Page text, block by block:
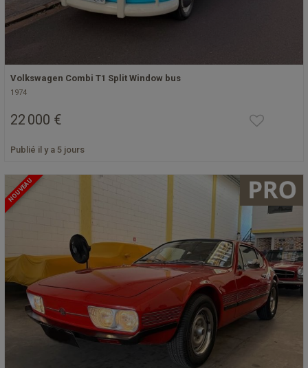
Volkswagen Combi T1 Split Window bus
1974
22 000 €
Publié il y a 5 jours
NOUVEAU